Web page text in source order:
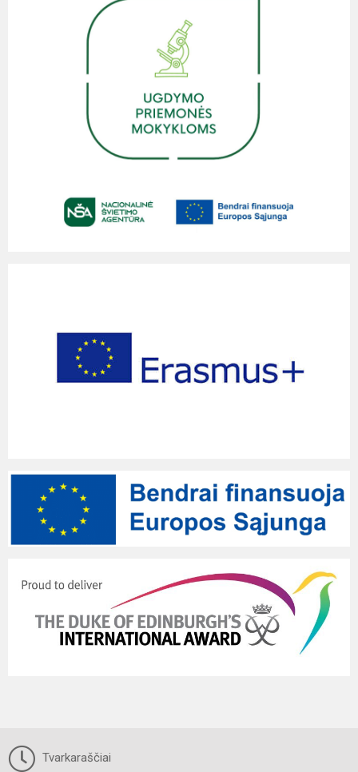
Tvarkaraščiai